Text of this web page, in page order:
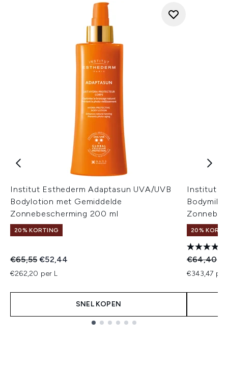
Institut Esthederm Adaptasun UVA/UVB
Bodylotion met Gemiddelde
Zonnebescherming 200 ml
20% KORTING
Recommended Retail Price:
€65,55Huidige prijs:
€52,44
€262,20 per L
SNEL KOPEN
Institut
20%
€64,40
€343,47